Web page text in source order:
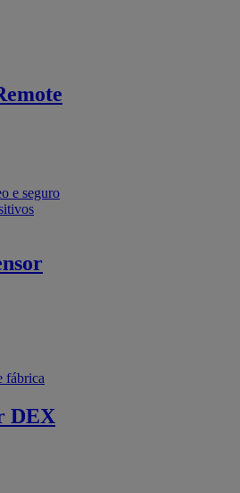
e seguro
fábrica
DEX